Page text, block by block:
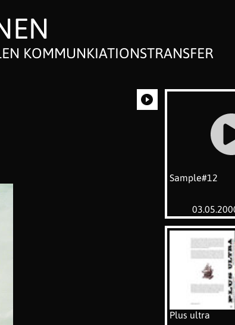
KOMMUNKIATIONSTRANSFER
Sample#12
Plus ultra